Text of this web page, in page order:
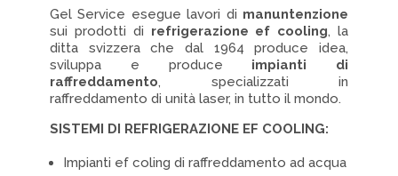
Gel Service esegue lavori di manuntenzione
sui prodotti di refrigerazione ef cooling, la
ditta svizzera che dal 1964 produce idea,
sviluppa e produce impianti di
raffreddamento, specializzati in
raffreddamento di unità laser, in tutto il mondo.
SISTEMI DI REFRIGERAZIONE EF COOLING:
Impianti ef coling di raffreddamento ad acqua